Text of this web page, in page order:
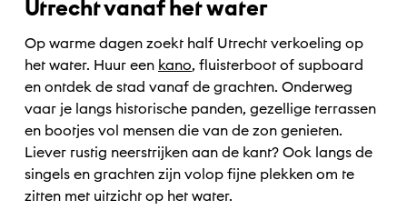
Utrecht vanaf het water
Op warme dagen zoekt half Utrecht verkoeling op
het water. Huur een kano, fluisterboot of supboard
en ontdek de stad vanaf de grachten. Onderweg
vaar je langs historische panden, gezellige terrassen
en bootjes vol mensen die van de zon genieten.
Liever rustig neerstrijken aan de kant? Ook langs de
singels en grachten zijn volop fijne plekken om te
zitten met uitzicht op het water.